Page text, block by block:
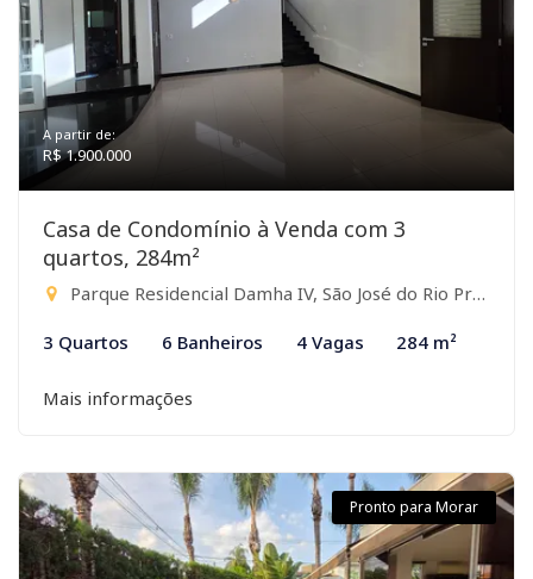
A partir de:
R$ 1.900.000
Casa de Condomínio à Venda com 3
quartos, 284m²
Parque Residencial Damha IV, São José do Rio Preto-SP
3 Quartos 6 Banheiros 4 Vagas 284 m²
Mais informações
Pronto para Morar